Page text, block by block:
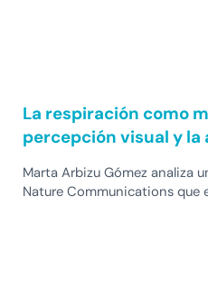
La respiración como
percepción visual y
Marta Arbizu Gómez analiza
Nature Communications que